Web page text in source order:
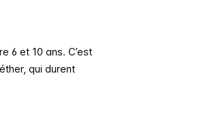
6 et 10 ans. C’est
qui durent